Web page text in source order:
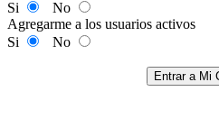
Si
No
Agregarme a los usuarios activos
Si
No
Entrar a Mi